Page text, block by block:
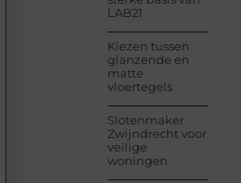
LAB21
Kiezen tussen
glanzende en
matte
vloertegels
Slotenmaker
Zwijndrecht voor
veilige
woningen